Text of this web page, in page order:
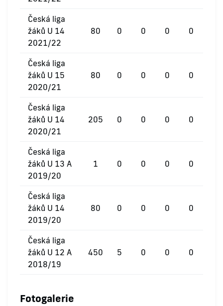
Česká liga
žáků U 14
2021/22
80 0 0 0 0
Česká liga
žáků U 15
2020/21
80 0 0 0 0
Česká liga
žáků U 14
2020/21
205 0 0 0 0
Česká liga
žáků U 13 A
2019/20
1 0 0 0 0
Česká liga
žáků U 14
2019/20
80 0 0 0 0
Česká liga
žáků U 12 A
2018/19
450 5 0 0 0
Fotogalerie